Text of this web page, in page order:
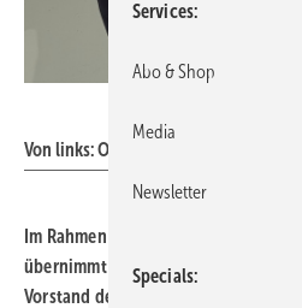
Von links: Oliver Martinez und Dirk
Im Rahmen einer langfristig
übernimmt Olivier Martinez (52) zum
Vorstand der bad&heizung AG.
Services
Abo & Shop
Media
Newsletter
Specials